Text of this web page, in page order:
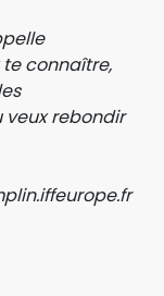
connaître,
veux rebondir